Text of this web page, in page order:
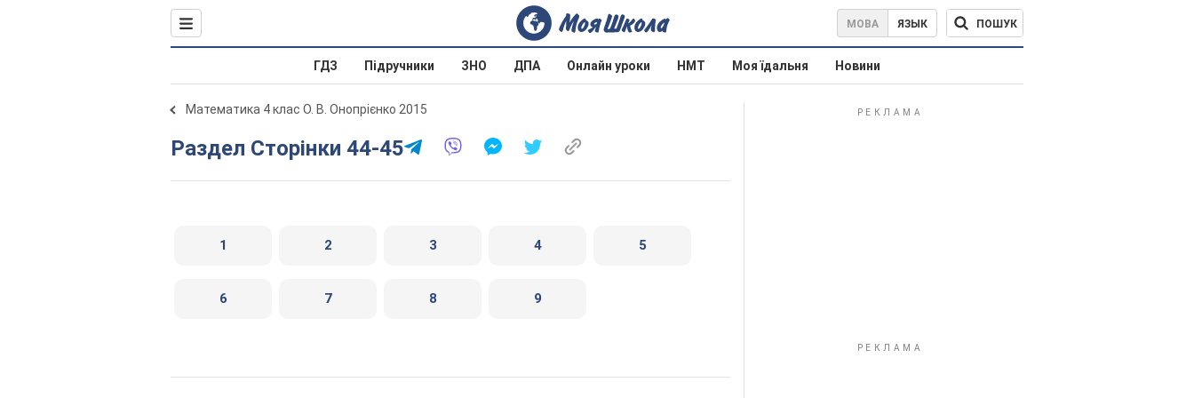
МОВА ЯЗЫК ПОШУК
ГДЗ Підручники ЗНО ДПА Онлайн уроки НМТ Моя їдальня Новини
Математика 4 клас О. В. Онопрієнко 2015
Раздел Сторінки 44-45
1 2 3 4 5
6 7 8 9